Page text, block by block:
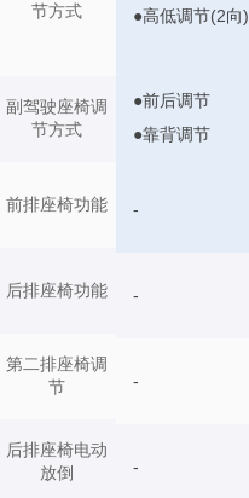
节方式
副驾驶座椅调
节方式
前排座椅功能
后排座椅功能
第二排座椅调
节
后排座椅电动
放倒
●高低调节(2向)
●前后调节
●靠背调节
-
-
-
-